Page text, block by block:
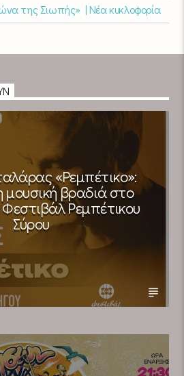
της Σιωπής» | Νέα κυκλοφορία
«Ρεμπέτικο»:
μουσική βραδιά στο
Ρεμπέτικου
Σύρου